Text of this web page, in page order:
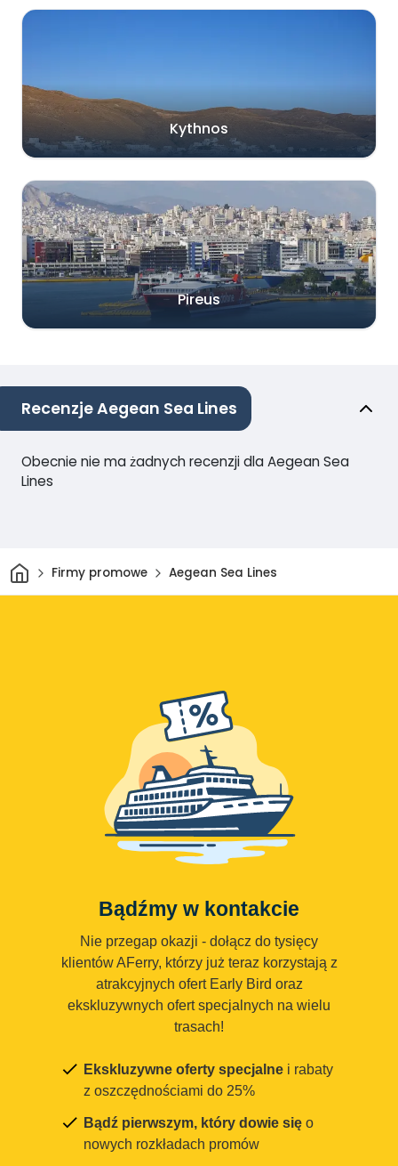
Kythnos
Pireus
Recenzje Aegean Sea Lines
Obecnie nie ma żadnych recenzji dla Aegean Sea
Lines
DomFirmy promowe Aegean Sea Lines
Bądźmy w kontakcie
Nie przegap okazji - dołącz do tysięcy
klientów AFerry, którzy już teraz korzystają z
atrakcyjnych ofert Early Bird oraz
ekskluzywnych ofert specjalnych na wielu
trasach!
Ekskluzywne oferty specjalne i rabaty
z oszczędnościami do 25%
Bądź pierwszym, który dowie się o
nowych rozkładach promów